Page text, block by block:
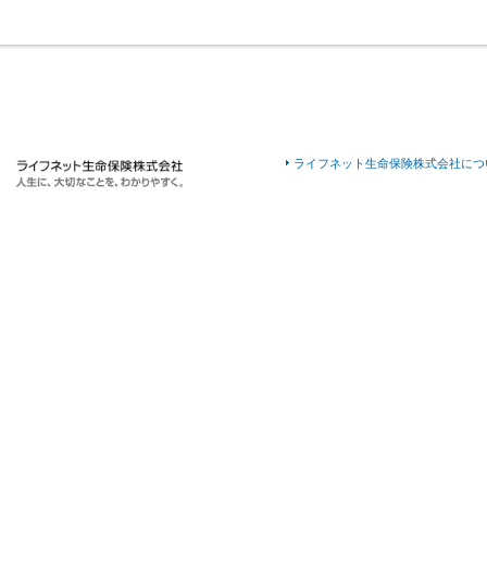
ライフネット生命保険株式会社に